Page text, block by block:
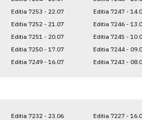
Editia 7253 - 22.07
Editia 7252 - 21.07
Editia 7251 - 20.07
Editia 7250 - 17.07
Editia 7249 - 16.07
Editia 7247 -
Editia 7246 -
Editia 7245 -
Editia 7244 -
Editia 7243 -
Editia 7232 - 23.06
Editia 7227 -